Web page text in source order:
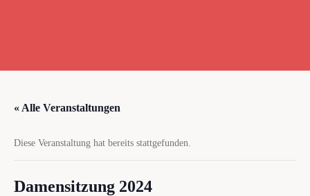
« Alle Veranstaltungen
Diese Veranstaltung hat bereits stattgefunden.
Damensitzung 2024